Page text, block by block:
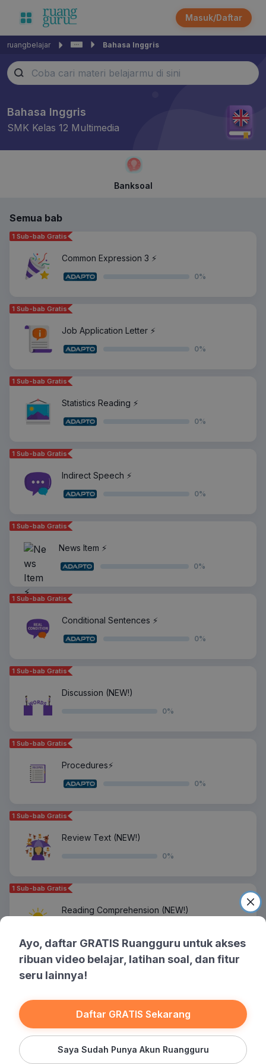
Masuk/Daftar
ruangbelajar Bahasa Inggris
Bahasa Inggris
SMK Kelas 12 Multimedia
Banksoal
Semua bab
1 Sub-bab Gratis
Common Expression 3 ⚡️
0%
1 Sub-bab Gratis
Job Application Letter ⚡️
0%
1 Sub-bab Gratis
Statistics Reading ⚡️
0%
1 Sub-bab Gratis
Indirect Speech ⚡️
0%
1 Sub-bab Gratis
News Item ⚡️
0%
1 Sub-bab Gratis
Conditional Sentences ⚡️
0%
1 Sub-bab Gratis
Discussion (NEW!)
0%
1 Sub-bab Gratis
Procedures⚡️
0%
1 Sub-bab Gratis
Review Text (NEW!)
0%
1 Sub-bab Gratis
Reading Comprehension (NEW!)
1 Sub-bab Gratis
Listening Comprehension (NEW!)
0%
Ayo, daftar GRATIS Ruangguru untuk akses
ribuan video belajar, latihan soal, dan fitur
seru lainnya!
Daftar GRATIS Sekarang
Saya Sudah Punya Akun Ruangguru